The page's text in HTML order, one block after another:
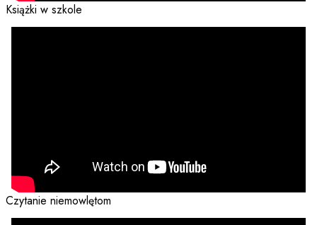
Książki w szkole
Czytanie niemowlętom